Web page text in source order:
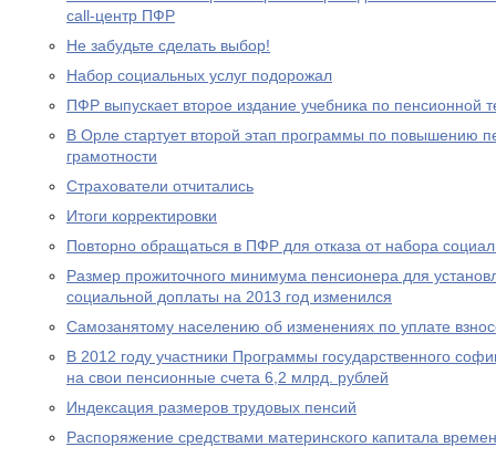
call-центр ПФР
Не забудьте сделать выбор!
Набор социальных услуг подорожал
ПФР выпускает второе издание учебника по пенсионной
В Орле стартует второй этап программы по повышению
грамотности
Страхователи отчитались
Итоги корректировки
Повторно обращаться в ПФР для отказа от набора
Размер прожиточного минимума пенсионера для
социальной доплаты на 2013 год изменился
Самозанятому населению об изменениях по уплате
В 2012 году участники Программы государственного
на свои пенсионные счета 6,2 млрд. рублей
Индексация размеров трудовых пенсий
Распоряжение средствами материнского капитала